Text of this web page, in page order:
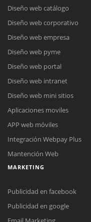
Diseño web catálogo
Diseño web corporativo
Diseño web empresa
Diseño web pyme
Diseño web portal
Diseño web intranet
Diseño web mini sitios
Aplicaciones moviles
APP web móviles
Integración Webpay Plus
Mantención Web
MARKETING
Publicidad en facebook
Publicidad en google